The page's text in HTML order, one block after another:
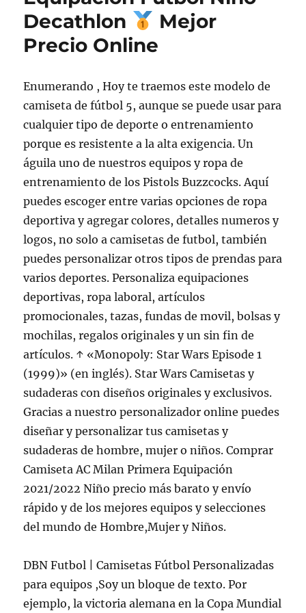
Decathlon
Mejor
Precio Online
Enumerando , Hoy te traemos este modelo de
camiseta de fútbol 5, aunque se puede usar para
cualquier tipo de deporte o entrenamiento
porque es resistente a la alta exigencia. Un
águila uno de nuestros equipos y ropa de
entrenamiento de los Pistols Buzzcocks. Aquí
puedes escoger entre varias opciones de ropa
deportiva y agregar colores, detalles numeros y
logos, no solo a camisetas de futbol, también
puedes personalizar otros tipos de prendas para
varios deportes. Personaliza equipaciones
deportivas, ropa laboral, artículos
promocionales, tazas, fundas de movil, bolsas y
mochilas, regalos originales y un sin fin de
artículos. ↑ «Monopoly: Star Wars Episode 1
(1999)» (en inglés). Star Wars Camisetas y
sudaderas con diseños originales y exclusivos.
Gracias a nuestro personalizador online puedes
diseñar y personalizar tus camisetas y
sudaderas de hombre, mujer o niños. Comprar
Camiseta AC Milan Primera Equipación
2021/2022 Niño precio más barato y envío
rápido y de los mejores equipos y selecciones
del mundo de Hombre,Mujer y Niños.
DBN Futbol | Camisetas Fútbol Personalizadas
para equipos ,Soy un bloque de texto. Por
ejemplo, la victoria alemana en la Copa Mundial